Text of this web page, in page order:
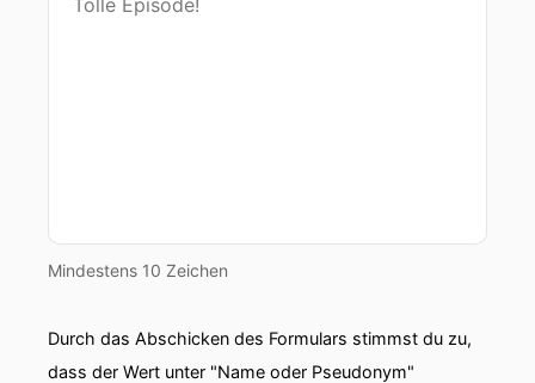
Mindestens 10 Zeichen
Durch das Abschicken des Formulars stimmst du zu,
dass der Wert unter "Name oder Pseudonym"